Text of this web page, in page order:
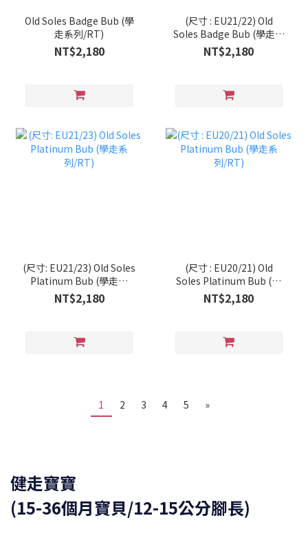
Old Soles Badge Bub (學
走系列/RT)
NT$2,180
(尺寸 : EU21/22) Old
Soles Badge Bub (學走系
列/RT)
NT$2,180
(尺寸: EU21/23) Old Soles
Platinum Bub (學走系
列/RT)
NT$2,180
(尺寸 : EU20/21) Old
Soles Platinum Bub (學
走系列/RT)
NT$2,180
1 2 3 4 5 »
健走寶寶
(15-36個月寶貝/12-15公分腳長)